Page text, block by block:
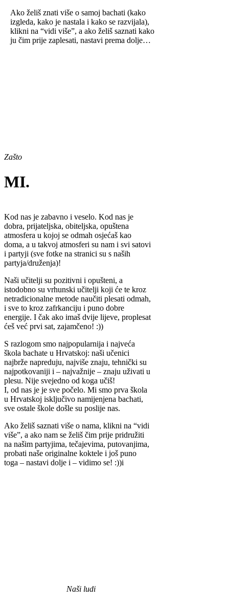
Ako želiš znati više o samoj bachati (kako
izgleda, kako je nastala i kako se razvijala),
klikni na “vidi više”, a ako želiš saznati kako
ju čim prije zaplesati, nastavi prema dolje…
Zašto
MI.
Kod nas je zabavno i veselo. Kod nas je
dobra, prijateljska, obiteljska, opuštena
atmosfera u kojoj se odmah osjećaš kao
doma, a u takvoj atmosferi su nam i svi satovi
i partyji (sve fotke na stranici su s naših
partyja/druženja)!
Naši učitelji su pozitivni i opušteni, a
istodobno su vrhunski učitelji koji će te kroz
netradicionalne metode naučiti plesati odmah,
i sve to kroz zafrkanciju i puno dobre
energije. I čak ako imaš dvije lijeve, proplesat
ćeš već prvi sat, zajamčeno! :))
S razlogom smo najpopularnija i najveća
škola bachate u Hrvatskoj: naši učenici
najbrže napreduju, najviše znaju, tehnički su
najpotkovaniji i – najvažnije – znaju uživati u
plesu. Nije svejedno od koga učiš!
I, od nas je je sve počelo. Mi smo prva škola
u Hrvatskoj isključivo namijenjena bachati,
sve ostale škole došle su poslije nas.
Ako želiš saznati više o nama, klikni na “vidi
više”, a ako nam se želiš čim prije pridružiti
na našim partyjima, tečajevima, putovanjima,
probati naše originalne koktele i još puno
toga – nastavi dolje i – vidimo se! :))i
Naši ludi